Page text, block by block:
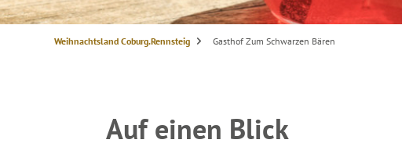
S
Weihnachtsland Coburg.Rennsteig Gasthof Zum Schwarzen Bären
Auf einen Blick